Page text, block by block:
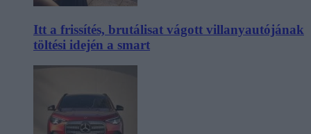
Itt a frissítés, brutálisat vágott villanyautójának
töltési idején a smart